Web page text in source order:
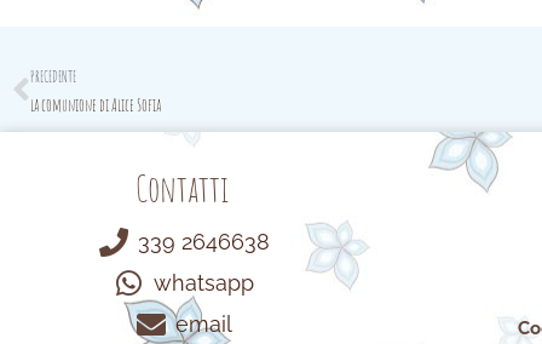
Prev
PRECEDENTE
la comunione di Alice Sofia
Contatti
339 2646638
whatsapp
email